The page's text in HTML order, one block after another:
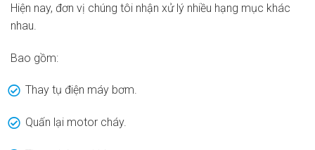
Hiện nay, đơn vị chúng tôi nhận xử lý nhiều hạng mục khác
nhau.
Bao gồm:
Thay tụ điện máy bơm.
Quấn lại motor cháy.